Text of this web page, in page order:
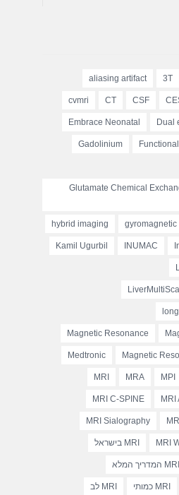
3T
aliasing artifact
CSF
CT
cvmri
Dual
Embrace Neonatal
Gadolinium
Glutamate Chemical
gyromagnetic
hybrid imaging
INUMAC
Kamil Ugurbil
Magnetic Resonance
Magnetic
Medtronic
MPI
MRA
MRI
MRI
MRI C-SPINE
MRI Sialography
MRI MRI בישראל
MRI המדריך המלא
MRI כמותי MRI לב